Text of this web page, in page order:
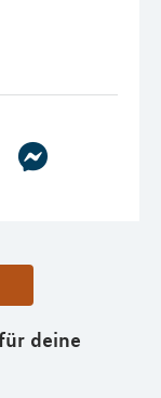
deine